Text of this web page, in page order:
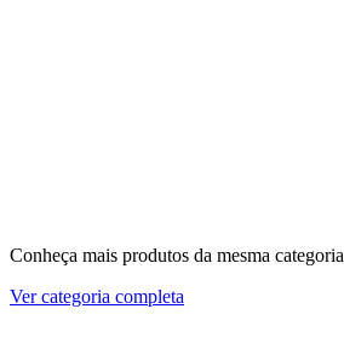
Conheça mais produtos da mesma categoria
Ver categoria completa